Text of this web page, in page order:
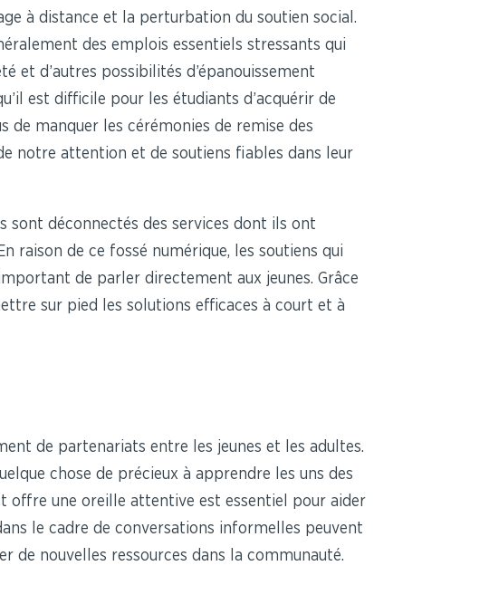
à distance et la perturbation du soutien social.
des emplois essentiels stressants qui
et d’autres possibilités d’épanouissement
est difficile pour les étudiants d’acquérir de
de manquer les cérémonies de remise des
notre attention et de soutiens fiables dans leur
sont déconnectés des services dont ils ont
raison de ce fossé numérique, les soutiens qui
de parler directement aux jeunes. Grâce
sur pied les solutions efficaces à court et à
de partenariats entre les jeunes et les adultes.
chose de précieux à apprendre les uns des
offre une oreille attentive est essentiel pour aider
le cadre de conversations informelles peuvent
nouvelles ressources dans la communauté.